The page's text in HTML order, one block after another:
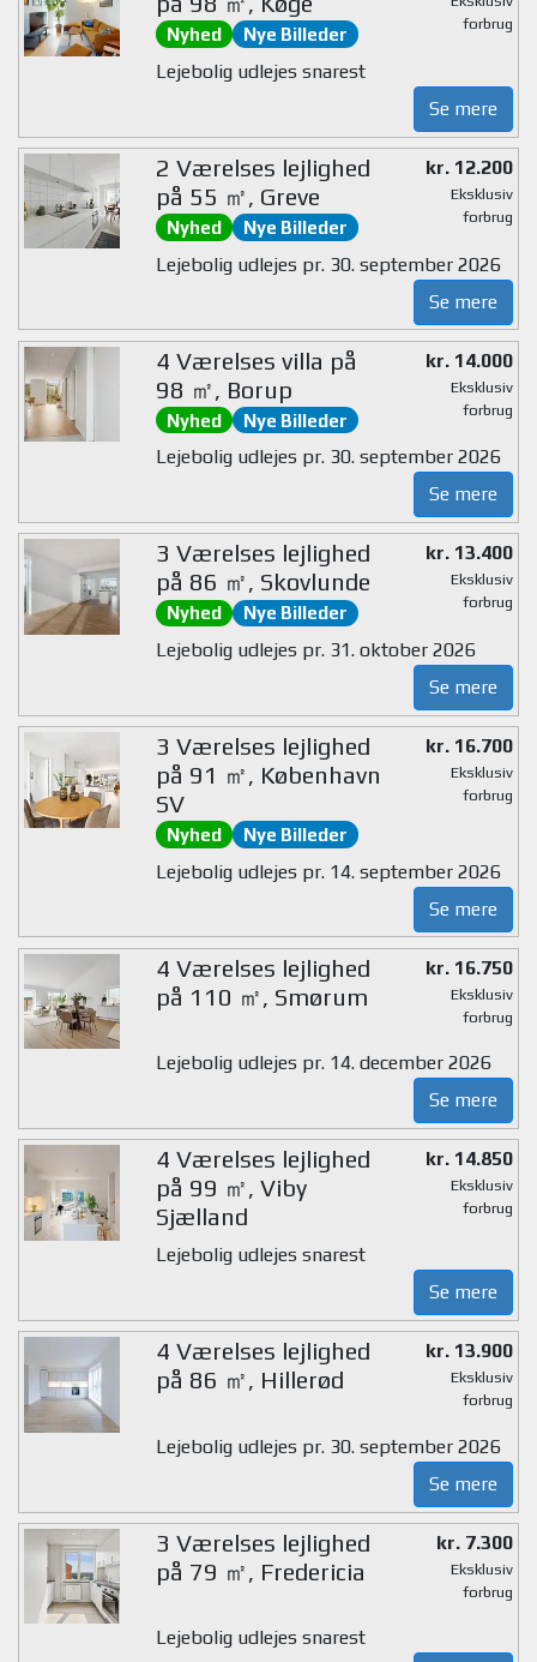
Nyhed Nye Billeder
forbrug
Lejebolig udlejes snarest
Se mere
2 Værelses lejlighed
på 55 ㎡, Greve
Nyhed Nye Billeder
kr. 12.200
Eksklusiv
forbrug
Lejebolig udlejes pr. 30. september 2026
Se mere
4 Værelses villa på
98 ㎡, Borup
Nyhed Nye Billeder
kr. 14.000
Eksklusiv
forbrug
Lejebolig udlejes pr. 30. september 2026
Se mere
3 Værelses lejlighed
på 86 ㎡, Skovlunde
Nyhed Nye Billeder
kr. 13.400
Eksklusiv
forbrug
Lejebolig udlejes pr. 31. oktober 2026
Se mere
3 Værelses lejlighed
på 91 ㎡, København
SV
Nyhed Nye Billeder
kr. 16.700
Eksklusiv
forbrug
Lejebolig udlejes pr. 14. september 2026
Se mere
4 Værelses lejlighed
på 110 ㎡, Smørum
kr. 16.750
Eksklusiv
forbrug
Lejebolig udlejes pr. 14. december 2026
Se mere
4 Værelses lejlighed
på 99 ㎡, Viby
Sjælland
kr. 14.850
Eksklusiv
forbrug
Lejebolig udlejes snarest
Se mere
4 Værelses lejlighed
på 86 ㎡, Hillerød
kr. 13.900
Eksklusiv
forbrug
Lejebolig udlejes pr. 30. september 2026
Se mere
3 Værelses lejlighed
på 79 ㎡, Fredericia
kr. 7.300
Eksklusiv
forbrug
Lejebolig udlejes snarest